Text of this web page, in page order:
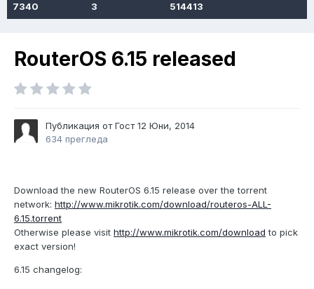
7340 3 514413
RouterOS 6.15 released
Публикация от Гост12 Юни, 2014
634 прегледа
Download the new RouterOS 6.15 release over the torrent
network: http://www.mikrotik.com/download/routeros-ALL-
6.15.torrent
Otherwise please visit http://www.mikrotik.com/download to pick
exact version!
6.15 changelog: